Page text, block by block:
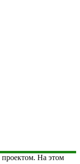
проектом. На этом